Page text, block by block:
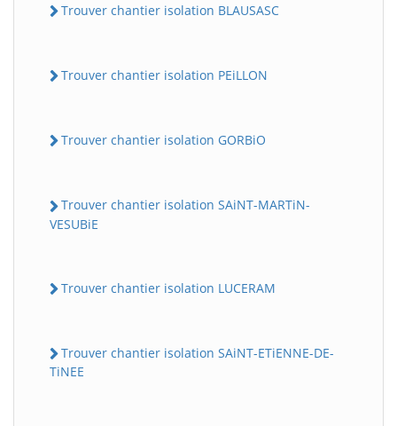
Trouver chantier isolation BLAUSASC
Trouver chantier isolation PEiLLON
Trouver chantier isolation GORBiO
Trouver chantier isolation SAiNT-MARTiN-
VESUBiE
Trouver chantier isolation LUCERAM
Trouver chantier isolation SAiNT-ETiENNE-DE-
TiNEE